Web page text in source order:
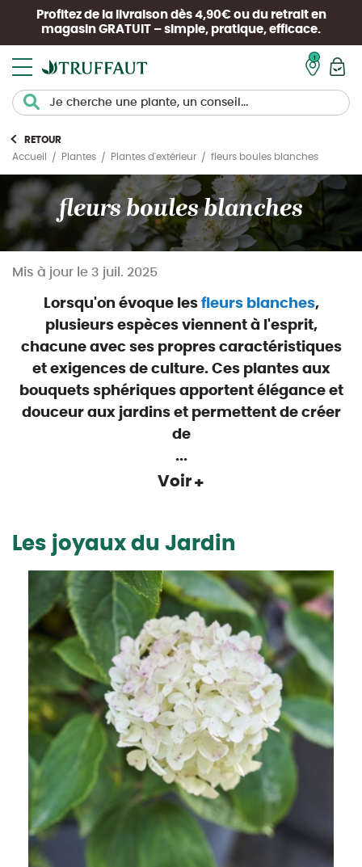
Profitez de la livraison dès 4,90€ ou du retrait en
magasin GRATUIT – simple, pratique, efficace.
RETOUR
Accueil
Plantes Plantes d'extérieur fleurs boules blanches
fleurs boules blanches
Mis à jour le 3 juil. 2025
Lorsqu'on évoque les fleurs blanches,
plusieurs espèces viennent à l'esprit,
chacune avec ses propres caractéristiques
et exigences de culture. Ces plantes aux
bouquets sphériques apportent élégance et
douceur aux jardins et permettent de créer
de
...
Voir
Les joyaux du Jardin